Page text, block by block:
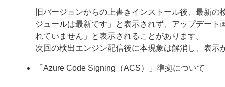
旧バージョンからの上書きインストール後、最新
ジュールは最新です」と表示されず、アップデー
れていません」と表示されることがあります。
次回の検出エンジン配信後に本現象は解消し、表示
「Azure Code Signing（ACS）」準拠について